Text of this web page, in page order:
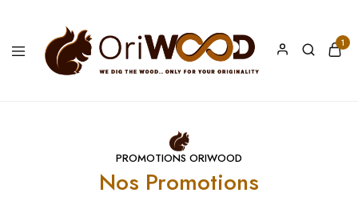
1
PROMOTIONS ORIWOOD
Nos Promotions